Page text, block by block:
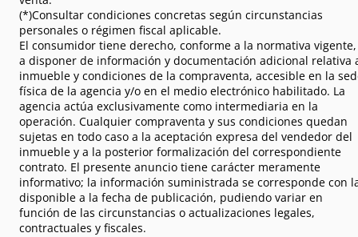
(*)Consultar condiciones concretas según circunstancias
personales o régimen fiscal aplicable.
El consumidor tiene derecho, conforme a la normativa vigente,
a disponer de información y documentación adicional relativa
inmueble y condiciones de la compraventa, accesible en la
física de la agencia y/o en el medio electrónico habilitado. La
agencia actúa exclusivamente como intermediaria en la
operación. Cualquier compraventa y sus condiciones quedan
sujetas en todo caso a la aceptación expresa del vendedor del
inmueble y a la posterior formalización del correspondiente
contrato. El presente anuncio tiene carácter meramente
informativo; la información suministrada se corresponde con
disponible a la fecha de publicación, pudiendo variar en
función de las circunstancias o actualizaciones legales,
contractuales y fiscales.